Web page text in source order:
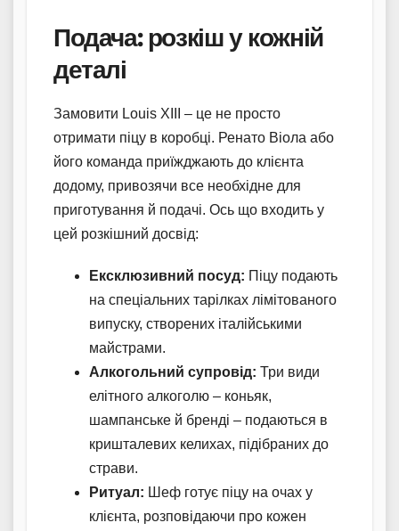
Подача: розкіш у кожній
деталі
Замовити Louis XIII – це не просто
отримати піцу в коробці. Ренато Віола або
його команда приїжджають до клієнта
додому, привозячи все необхідне для
приготування й подачі. Ось що входить у
цей розкішний досвід:
Ексклюзивний посуд: Піцу подають
на спеціальних тарілках лімітованого
випуску, створених італійськими
майстрами.
Алкогольний супровід: Три види
елітного алкоголю – коньяк,
шампанське й бренді – подаються в
кришталевих келихах, підібраних до
страви.
Ритуал: Шеф готує піцу на очах у
клієнта, розповідаючи про кожен